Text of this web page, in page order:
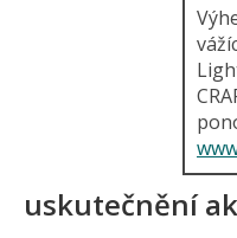
uskutečnění